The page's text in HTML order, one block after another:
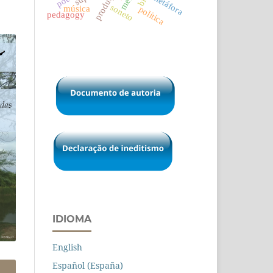
música soneto
pedagogy política
IDIOMA
English
Español (España)